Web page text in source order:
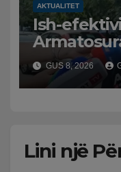
AKTUALITET
Ish-
fëmijërisë,
Hetimit:
GUS 8, 2026
Lini një